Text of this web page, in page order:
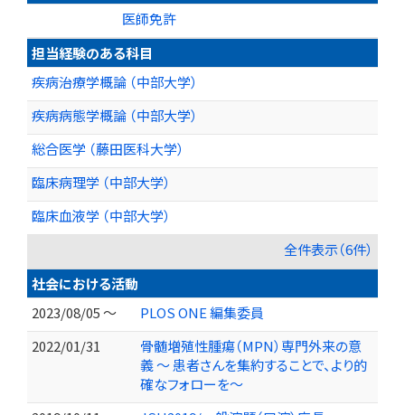
医師免許
担当経験のある科目
疾病治療学概論 （中部大学）
疾病病態学概論 （中部大学）
総合医学 （藤田医科大学）
臨床病理学 （中部大学）
臨床血液学 （中部大学）
全件表示（6件）
社会における活動
2023/08/05 ～
PLOS ONE 編集委員
2022/01/31
骨髄増殖性腫瘍（MPN）専門外来の意
義 ～ 患者さんを集約することで、より的
確なフォローを～